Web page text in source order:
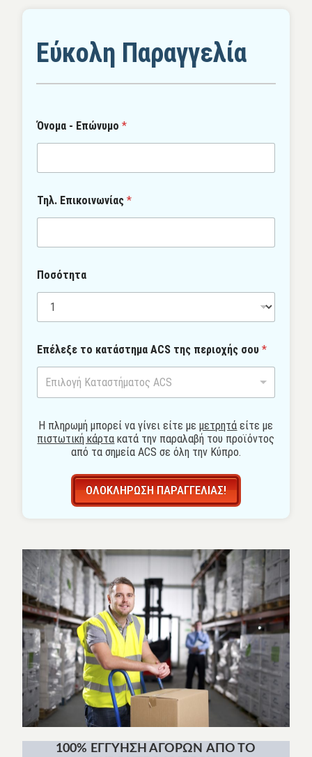
Εύκολη Παραγγελία
Όνομα - Επώνυμο*
π
ώ
υ
ο
Τ
η
.
ο
Τηλ. Επικοινωνίας*
Ποσότητα
ε
ρ
ή
ς
κ
α
Επέλεξε το κατάστημα ACS της περιοχής σου*
Επιλογή Καταστήματος ACS
Η πληρωμή μπορεί να γίνει είτε μεμετρητά είτε με
πιστωτική κάρτα κατά την παραλαβή του προϊόντος
από τα σημεία ACS σε όλη την Κύπρο.
ΟΛΟΚΛΗΡΩΣΗ ΠΑΡΑΓΓΕΛΙΑΣ!
100% ΕΓΓΥΗΣΗ ΑΓΟΡΩΝ ΑΠΟ ΤΟ